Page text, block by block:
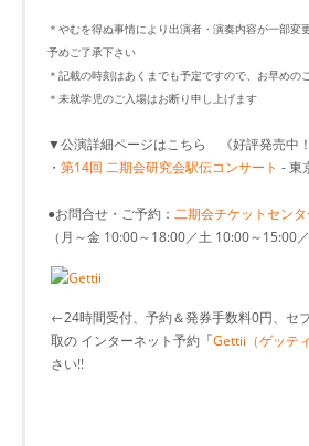
＊やむを得ぬ事情により出演者・演奏内容が一部変
予めご了承下さい
＊記載の時刻はあくまでも予定ですので、お早めの
＊未就学児のご入場はお断り申し上げます
▼公演詳細ページはこちら 《好評発売中！
・ 第14回 二期会研究会駅伝コンサート - 東
●お問合せ・ご予約： 二期会チケットセンタ
（月～金 10:00～18:00／土 10:00～15:00／
←24時間受付、予約＆発券手数料0円、セ
取の インターネット予約「Gettii（ゲッティ
さい!!